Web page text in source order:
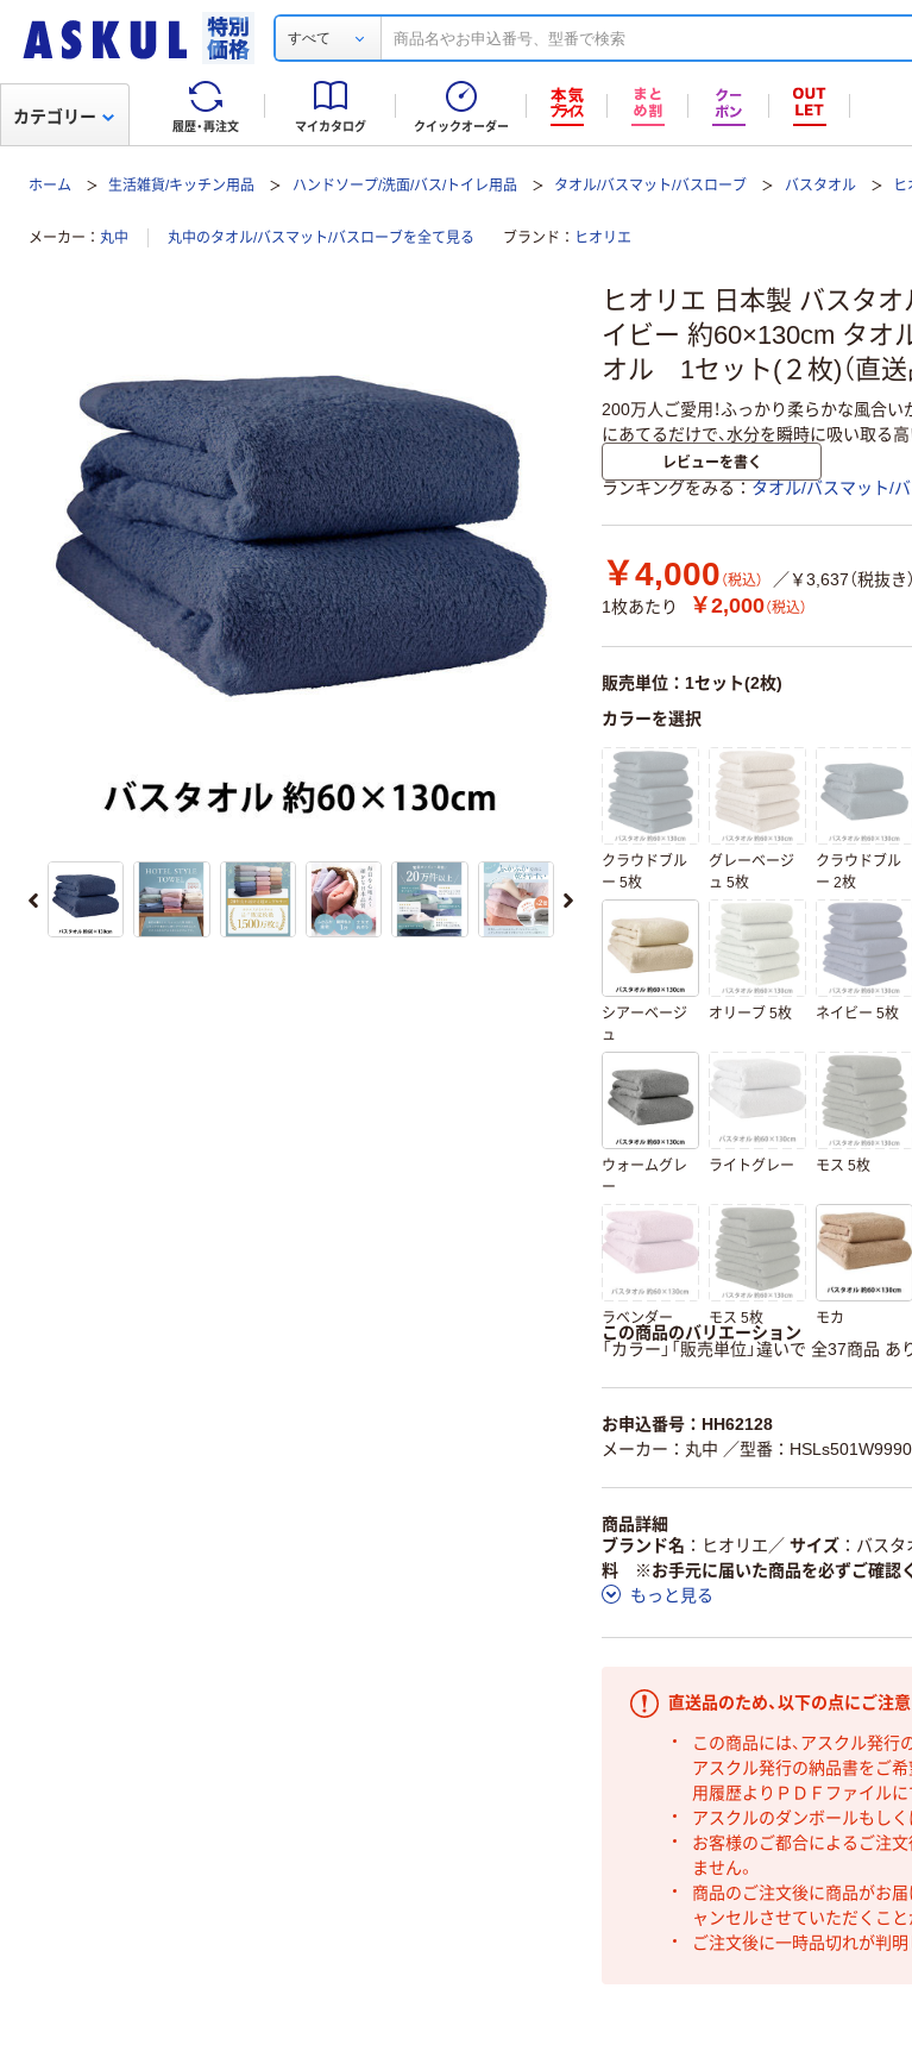
すべて
履歴・再注文 マイカタログ クイックオーダー
カテゴリー
ホーム 生活雑貨/キッチン用品 ハンドソープ/洗面/バス/トイレ用品 タオル/バスマット/バスローブ バスタオル
メーカー 丸中 丸中のタオル/バスマット/バスローブを全て見る ブランド ヒオリエ
ヒオリエ 日本製 バスタ
イビー 約60×130cm タオ
オル 1セット(２枚)（直送
200万人ご愛用！ふっかり柔らかな風合
にあてるだけで、水分を瞬時に吸い取る
レビューを書く
ランキングをみる タオル/バスマット/
￥4,000 （税込）
／￥3,637（税抜き）
1枚あたり
￥2,000（税込）
販売単位：1セット(2枚)
カラーを選択
クラウドブル
ー 5枚
グレーベージ
ュ 5枚
クラウドブル
ー 2枚
シアーベージ
ュ
オリーブ 5枚 ネイビー 5枚
ウォームグレ
ー
ライトグレー モス 5枚
ラベンダー モス 5枚 モカ
この商品のバリエーション
「カラー」「販売単位」違いで 全37商品 あ
お申込番号：HH62128
メーカー：丸中 ／型番：
商品詳細
ブランド名
ヒオリエ ／ サイズ バスタ
料 ※お手元に届いた商品を必ずご確認
もっと見る
直送品のため、以下の点にご注意
この商品には、アスクル発行
アスクル発行の納品書をご希
用履歴よりＰＤＦファイルに
アスクルのダンボールもしく
お客様のご都合によるご注文
ません。
商品のご注文後に商品がお
ャンセルさせていただくこと
ご注文後に一時品切れが判明